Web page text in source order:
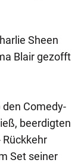
Sheen
Blair gezofft
Comedy-
beerdigten
Set seiner